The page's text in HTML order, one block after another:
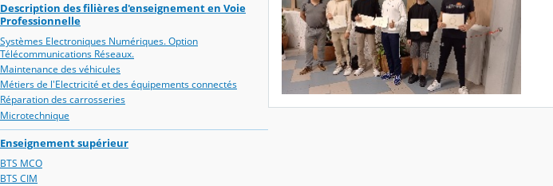
Description des filières d'enseignement en Voie
Professionnelle
Systèmes Electroniques Numériques. Option
Télécommunications Réseaux.
Maintenance des véhicules
Métiers de l'Electricité et des équipements connectés
Réparation des carrosseries
Microtechnique
Enseignement supérieur
BTS MCO
BTS CIM